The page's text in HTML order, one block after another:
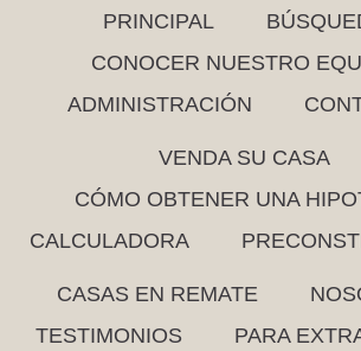
PRINCIPAL
CONOCER NUESTRO
ADMINISTRACIÓN
VENDA SU CASA
CÓMO OBTENER UNA
CALCULADORA
CASAS EN REMATE
TESTIMONIOS
PARA